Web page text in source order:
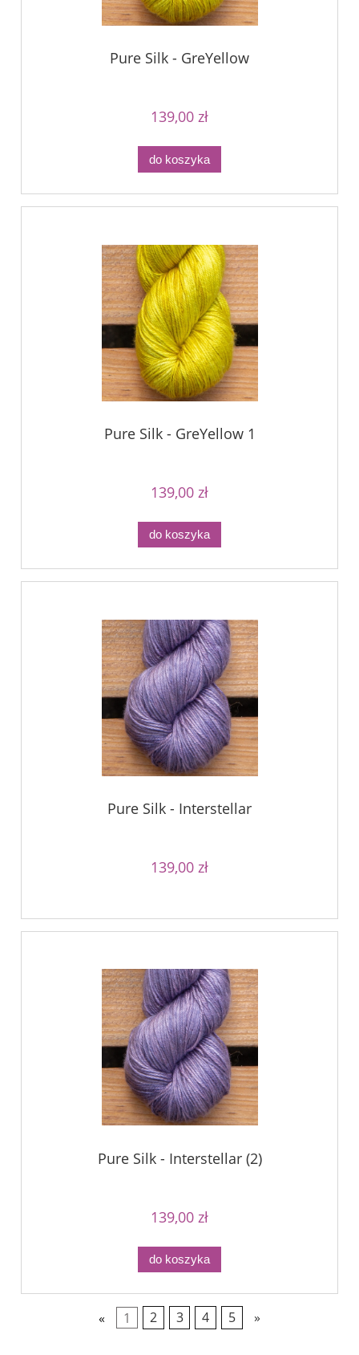
Pure Silk - GreYellow
139,00 zł
do koszyka
Pure Silk - GreYellow 1
139,00 zł
do koszyka
Pure Silk - Interstellar
139,00 zł
Pure Silk - Interstellar (2)
139,00 zł
do koszyka
« 1 2 3 4 5 »